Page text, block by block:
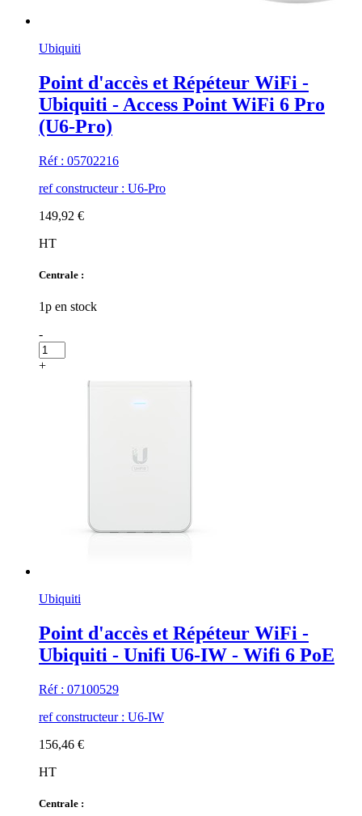
Ubiquiti
Point d'accès et Répéteur WiFi -
Ubiquiti - Access Point WiFi 6 Pro
(U6-Pro)
Réf : 05702216
ref constructeur : U6-Pro
149,92 €
HT
Centrale :
1p en stock
-
+
Ubiquiti
Point d'accès et Répéteur WiFi -
Ubiquiti - Unifi U6-IW - Wifi 6 PoE
Réf : 07100529
ref constructeur : U6-IW
156,46 €
HT
Centrale :